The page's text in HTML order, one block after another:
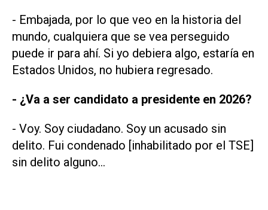
- Embajada, por lo que veo en la historia del
mundo, cualquiera que se vea perseguido
puede ir para ahí. Si yo debiera algo, estaría en
Estados Unidos, no hubiera regresado.
- ¿Va a ser candidato a presidente en 2026?
- Voy. Soy ciudadano. Soy un acusado sin
delito. Fui condenado [inhabilitado por el TSE]
sin delito alguno…